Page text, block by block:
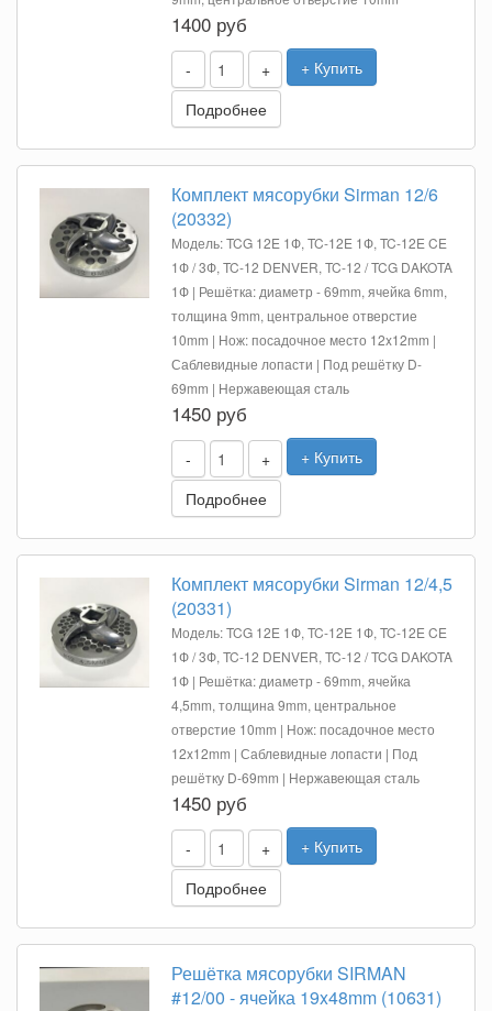
1400 руб
- +
+ Купить
Подробнее
Комплект мясорубки Sirman 12/6
(20332)
Модель: TCG 12E 1Ф, TC-12E 1Ф, TC-12E CE
1Ф / 3Ф, TC-12 DENVER, TC-12 / TCG DAKOTA
1Ф | Решётка: диаметр - 69mm, ячейка 6mm,
толщина 9mm, центральное отверстие
10mm | Нож: посадочное место 12x12mm |
Саблевидные лопасти | Под решётку D-
69mm | Нержавеющая сталь
1450 руб
- +
+ Купить
Подробнее
Комплект мясорубки Sirman 12/4,5
(20331)
Модель: TCG 12E 1Ф, TC-12E 1Ф, TC-12E CE
1Ф / 3Ф, TC-12 DENVER, TC-12 / TCG DAKOTA
1Ф | Решётка: диаметр - 69mm, ячейка
4,5mm, толщина 9mm, центральное
отверстие 10mm | Нож: посадочное место
12x12mm | Саблевидные лопасти | Под
решётку D-69mm | Нержавеющая сталь
1450 руб
- +
+ Купить
Подробнее
Решётка мясорубки SIRMAN
#12/00 - ячейка 19x48mm (10631)